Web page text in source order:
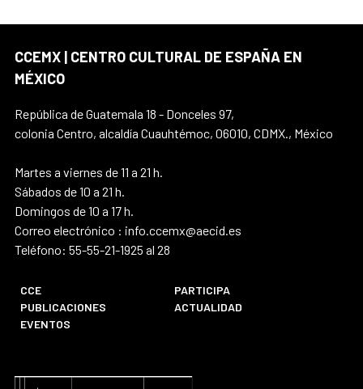
CCEMX | CENTRO CULTURAL DE ESPAÑA EN
MÉXICO
República de Guatemala 18 - Donceles 97,
colonia Centro, alcaldía Cuauhtémoc, 06010, CDMX., México
Martes a viernes de 11 a 21 h.
Sábados de 10 a 21 h.
Domingos de 10 a 17 h.
Correo electrónico : info.ccemx@aecid.es
Teléfono: 55-55-21-1925 al 28
CCE
PARTICIPA
PUBLICACIONES
ACTUALIDAD
EVENTOS